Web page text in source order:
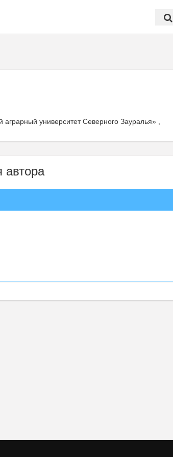
университет Северного Зауралья» ,
автора